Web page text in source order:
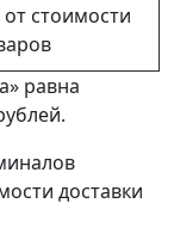
от стоимости
равна
доставки